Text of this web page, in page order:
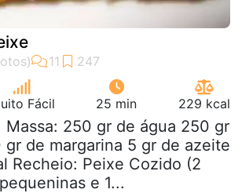
Fácil 25 min 229 kcal
Massa: 250 gr de água 250 gr
de margarina 5 gr de azeite
Recheio: Peixe Cozido (2
e 1...